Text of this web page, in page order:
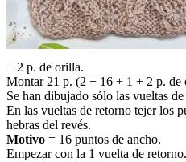
+ 2 p. de orilla.
Montar 21 p. (2 + 16 + 1 + 2 p. de
Se han dibujado sólo las vueltas de
En las vueltas de retorno tejer los
hebras del revés.
Motivo = 16 puntos de ancho.
Empezar con la 1 vuelta de retorno.